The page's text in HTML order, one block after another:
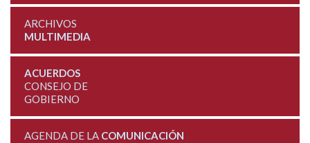
ARCHIVOS
MULTIMEDIA
ACUERDOS
CONSEJO DE
GOBIERNO
AGENDA DE LA COMUNICACIÓN